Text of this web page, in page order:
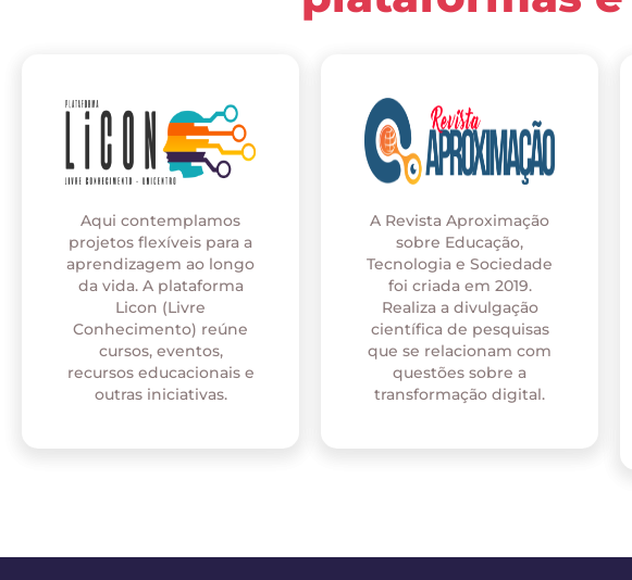
Aqui contemplamos
projetos flexíveis para a
aprendizagem ao longo
da vida. A plataforma
Licon (Livre
Conhecimento) reúne
cursos, eventos,
recursos educacionais e
outras iniciativas.
A Revista Aproximação
sobre Educação,
Tecnologia e Sociedade
foi criada em 2019.
Realiza a divulgação
científica de pesquisas
que se relacionam com
questões sobre a
transformação digital.